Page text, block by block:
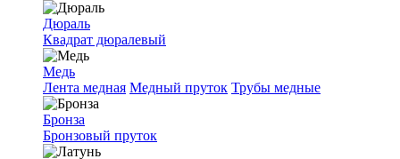
Дюраль
Квадрат дюралевый
Медь
Лента медная Медный пруток Трубы медные
Бронза
Бронзовый пруток